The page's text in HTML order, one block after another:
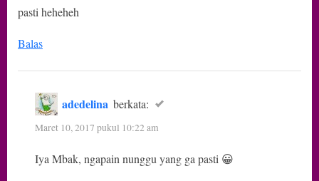
pasti heheheh
Balas
adedelina berkata:
Maret 10, 2017 pukul 10:22 am
Iya Mbak, ngapain nunggu yang ga pasti 😀